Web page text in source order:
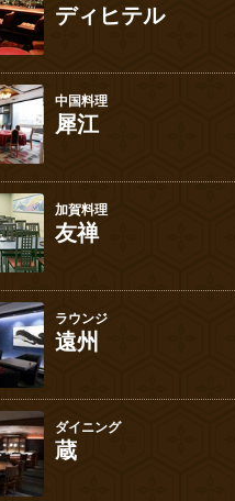
ディヒテル
中国料理
犀江
加賀料理
友禅
ラウンジ
遠州
ダイニング
蔵